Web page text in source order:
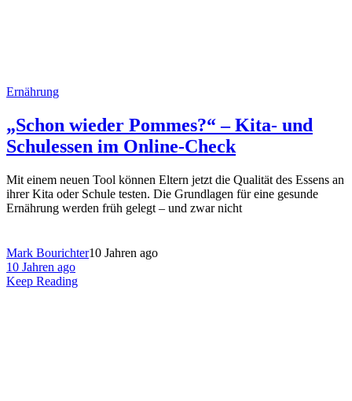
Ernährung
„Schon wieder Pommes?“ – Kita- und
Schulessen im Online-Check
Mit einem neuen Tool können Eltern jetzt die Qualität des Essens an
ihrer Kita oder Schule testen. Die Grundlagen für eine gesunde
Ernährung werden früh gelegt – und zwar nicht
Mark Bourichter10 Jahren ago
10 Jahren ago
Keep Reading